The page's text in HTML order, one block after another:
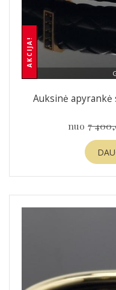
AKCIJA!
Auksinė apyrankė
nuo 7